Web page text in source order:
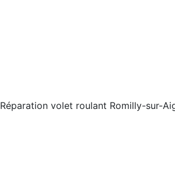
Réparation volet roulant Romilly-sur-